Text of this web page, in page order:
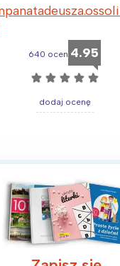
640 ocen 4.95
☆ ☆ ☆ ☆ ☆
dodaj ocenę
mnie
tego regionu:
Śląsk